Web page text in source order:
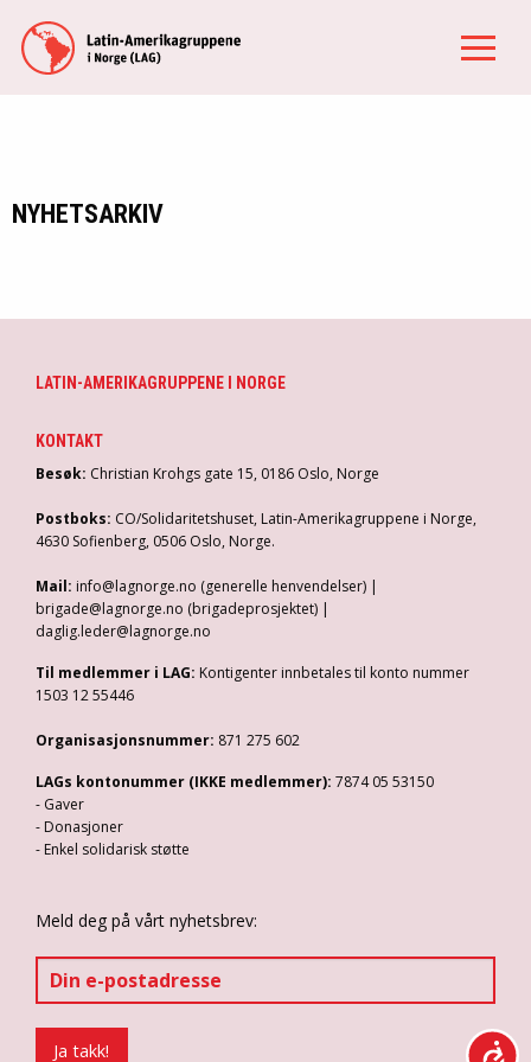
NYHETSARKIV
LATIN-AMERIKAGRUPPENE I NORGE
KONTAKT
Besøk: Christian Krohgs gate 15, 0186 Oslo, Norge
Postboks: CO/Solidaritetshuset, Latin-Amerikagruppene i Norge,
4630 Sofienberg, 0506 Oslo, Norge.
Mail: info@lagnorge.no (generelle henvendelser) |
brigade@lagnorge.no (brigadeprosjektet) |
daglig.leder@lagnorge.no
Til medlemmer i LAG: Kontigenter innbetales til konto nummer
1503 12 55446
Organisasjonsnummer: 871 275 602
LAGs kontonummer (IKKE medlemmer): 7874 05 53150
- Gaver
- Donasjoner
- Enkel solidarisk støtte
Meld deg på vårt nyhetsbrev: